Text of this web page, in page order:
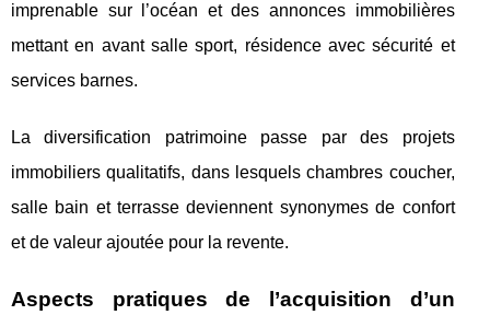
imprenable sur l’océan et des annonces immobilières
mettant en avant salle sport, résidence avec sécurité et
services barnes.
La diversification patrimoine passe par des projets
immobiliers qualitatifs, dans lesquels chambres coucher,
salle bain et terrasse deviennent synonymes de confort
et de valeur ajoutée pour la revente.
Aspects pratiques de l’acquisition d’un